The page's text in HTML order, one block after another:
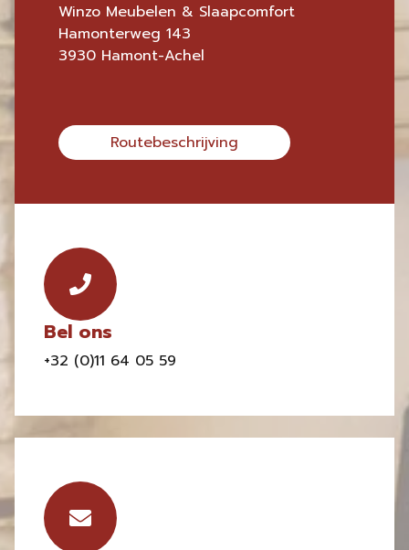
Winzo Meubelen & Slaapcomfort
Hamonterweg 143
3930 Hamont-Achel
Routebeschrijving
Bel ons
+32 (0)11 64 05 59